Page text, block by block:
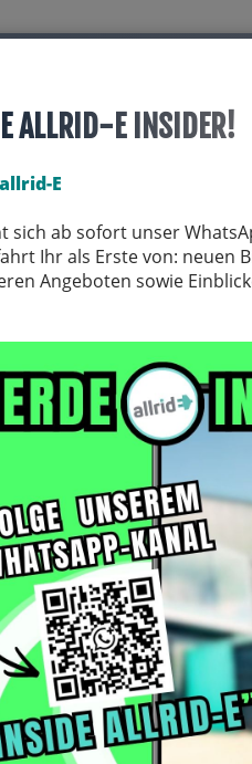
ALLRID-E INSIDER!
E
sich ab sofort unser
Ihr als Erste von: neuen
Angeboten sowie